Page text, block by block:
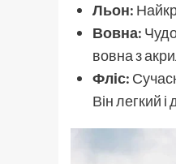
Льон:
Вовна:
вовна з
Фліс:
Він легкий